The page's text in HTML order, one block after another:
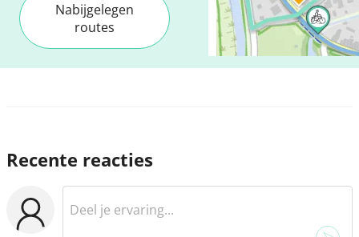
Nabijgelegen
routes
Recente reacties